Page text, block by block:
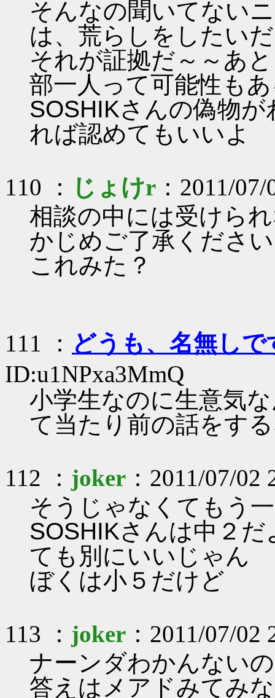
そんなの聞いてない
は、荒らしをしたい
それが証拠だ～～あ
部一人って可能性も
SOSHIKさんの偽物
れば認めてもいいよ
110 ： じょけr ：2011/
相談の中には受けら
かじめご了承くださ
これみた？
111 ： どうも、名無しで
ID:u1NPxa3MmQ
小学生なのに生意気
て当たり前の話をす
112 ： joker ：2011/07/
そうじゃなくてもう
SOSHIKさんは中２
ても別にいいじゃん
ぼくは小５だけど
113 ： joker ：2011/07/
ナーンダわかんない
答えはメアドみてみ